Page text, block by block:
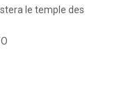
le temple des